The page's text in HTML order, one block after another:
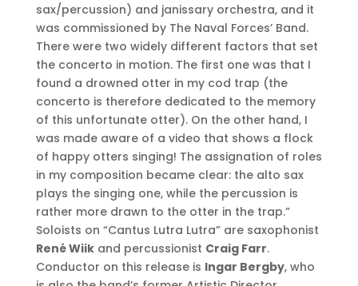
sax/percussion) and janissary orchestra, and it
was commissioned by The Naval Forces’ Band.
There were two widely different factors that set
the concerto in motion. The first one was that I
found a drowned otter in my cod trap (the
concerto is therefore dedicated to the memory
of this unfortunate otter). On the other hand, I
was made aware of a video that shows a flock
of happy otters singing! The assignation of roles
in my composition became clear: the alto sax
plays the singing one, while the percussion is
rather more drawn to the otter in the trap.”
Soloists on “Cantus Lutra Lutra” are saxophonist
René Wiikand percussionist Craig Farr.
Conductor on this release is Ingar Bergby, who